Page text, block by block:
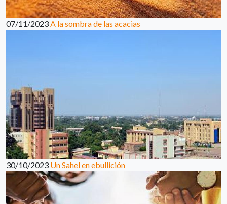
07/11/2023A la sombra de las acacias
30/10/2023 Un Sahel en ebullición